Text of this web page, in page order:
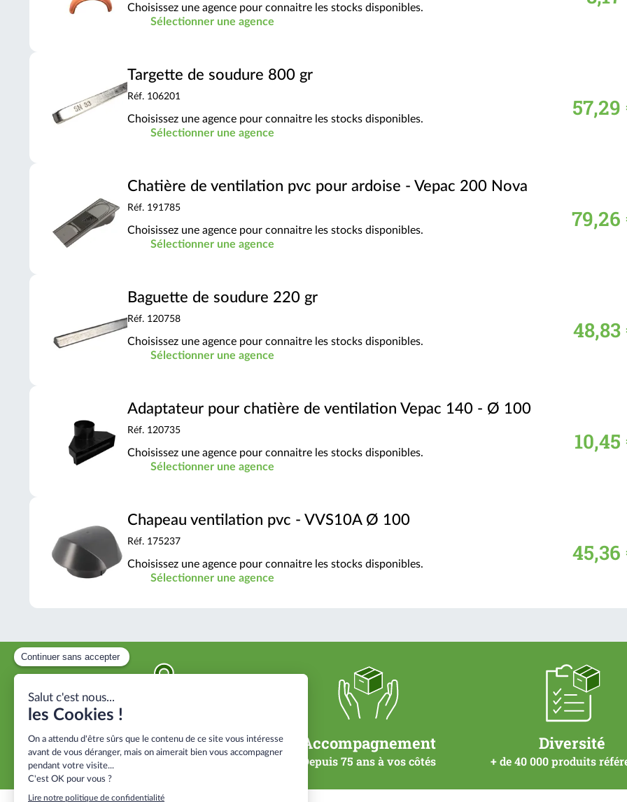
Choisissez une agence pour connaitre les stocks disponibles.
Sélectionner une agence
Targette de soudure 800 gr
Réf. 106201
Choisissez une agence pour connaitre les stocks disponibles.
Sélectionner une agence
57,29
Chatière de ventilation pvc pour ardoise - Vepac 200 Nova
Réf. 191785
Choisissez une agence pour connaitre les stocks disponibles.
Sélectionner une agence
79,26
Baguette de soudure 220 gr
Réf. 120758
Choisissez une agence pour connaitre les stocks disponibles.
Sélectionner une agence
48,83
Adaptateur pour chatière de ventilation Vepac 140 - Ø 100
Réf. 120735
Choisissez une agence pour connaitre les stocks disponibles.
Sélectionner une agence
10,45
Chapeau ventilation pvc - VVS10A Ø 100
Réf. 175237
Choisissez une agence pour connaitre les stocks disponibles.
Sélectionner une agence
45,36
Proximité
40 agences près de vos chantiers
Accompagnement
Depuis 75 ans à vos côtés
Diversité
+ de 40 000 produits